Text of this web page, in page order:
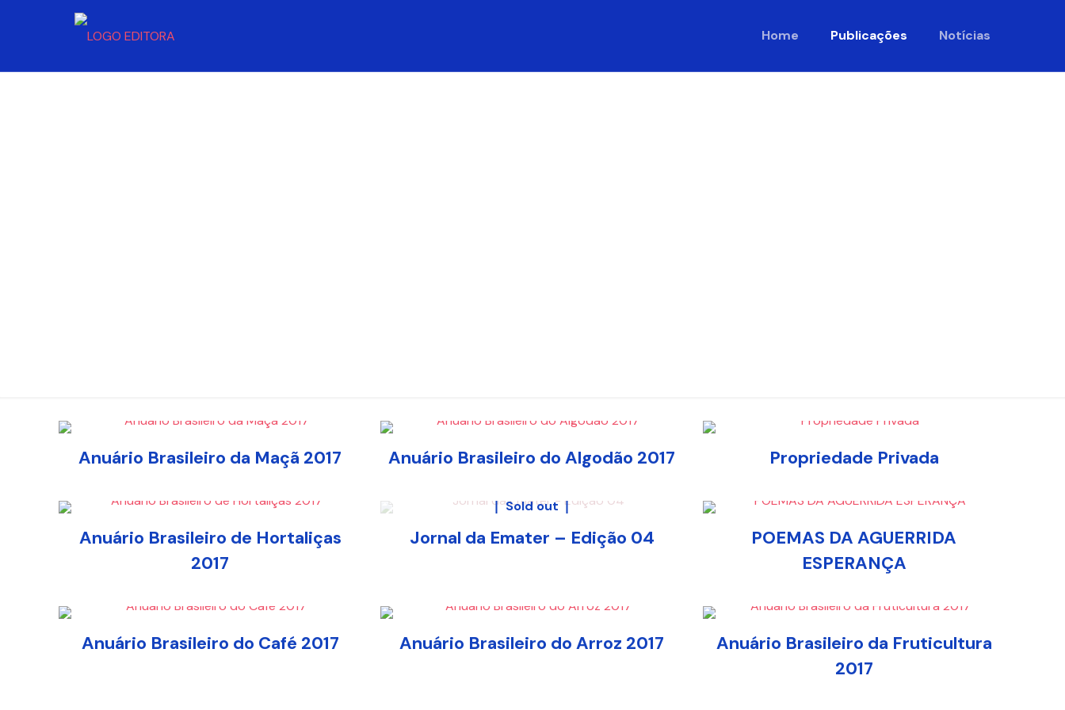
Home Publicações Notícias
Anuário Brasileiro da Maçã 2017 Anuário Brasileiro do Algodão 2017 Propriedade Privada
Anuário Brasileiro de Hortaliças
2017
Sold out
Jornal da Emater – Edição 04
POEMAS DA AGUERRIDA
ESPERANÇA
Anuário Brasileiro do Café 2017 Anuário Brasileiro do Arroz 2017
Anuário Brasileiro da Fruticultura
2017